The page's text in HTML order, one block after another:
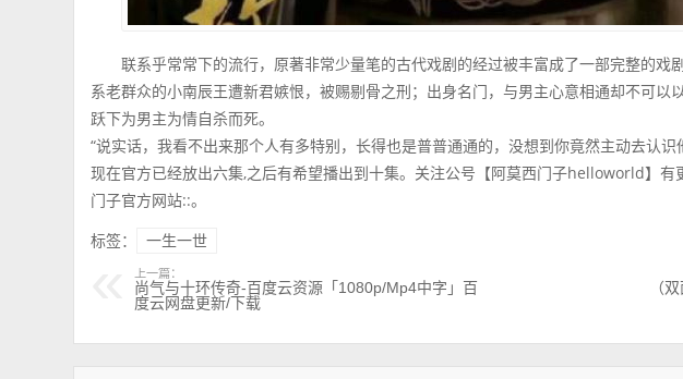
联系乎常常下的流行，原著非常少量笔的古代戏剧的经过被丰富成了一部完整的戏
系老群众的小南辰王遭新君嫉恨，被赐剔骨之刑；出身名门，与男主心意相通却不可以
跃下为男主为情自杀而死。
“说实话，我看不出来那个人有多特别，长得也是普普通通的，没想到你竟然主动去认
现在官方已经放出六集,之后有希望播出到十集。关注公号【阿莫西门子helloworld】有
门子官方网站::。
标签：
一生一世
上一篇：
尚气与十环传奇-百度云资源「1080p/Mp4中字」百
度云网盘更新/下载
（